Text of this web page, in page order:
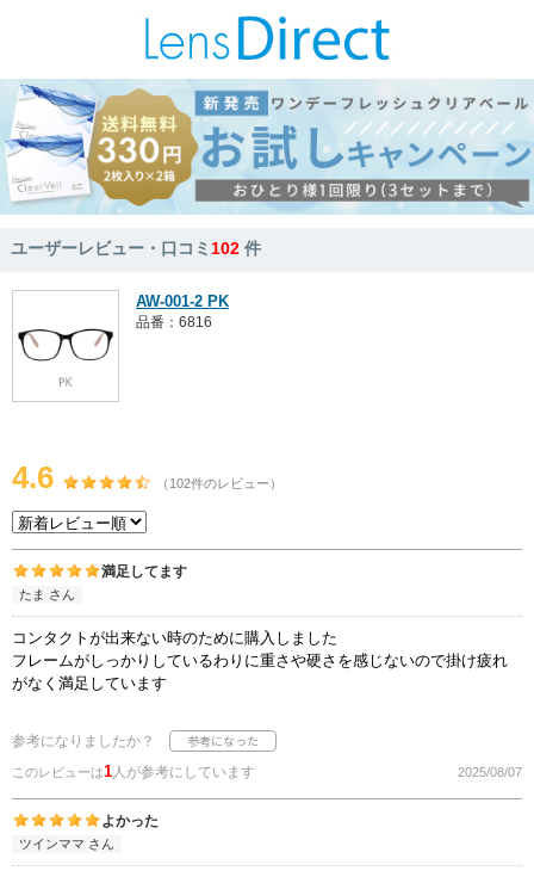
ユーザーレビュー・口コミ102 件
AW-001-2 PK
品番：6816
4.6 （102件のレビュー）
満足してます
たま さん
コンタクトが出来ない時のために購入しました
フレームがしっかりしているわりに重さや硬さを感じないので掛け疲れ
がなく満足しています
参考になりましたか？
このレビューは1人が参考にしています 2025/08/07
よかった
ツインママ さん